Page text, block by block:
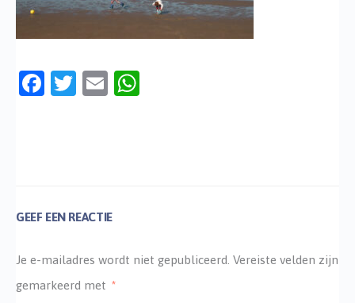
Facebook
Twitter
Email
GEEF EEN REACTIE
Je e-mailadres wordt niet gepubliceerd. Vereiste velden zijn
gemarkeerd met *